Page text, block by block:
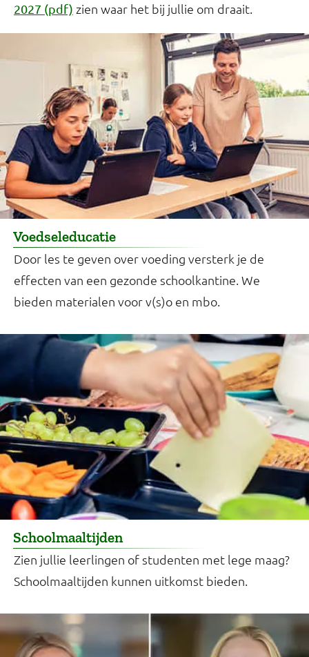
2027 (pdf) zien waar het bij jullie om draait.
Voedseleducatie
Door les te geven over voeding versterk je de
effecten van een gezonde schoolkantine. We
bieden materialen voor v(s)o en mbo.
Schoolmaaltijden
Zien jullie leerlingen of studenten met lege maag?
Schoolmaaltijden kunnen uitkomst bieden.